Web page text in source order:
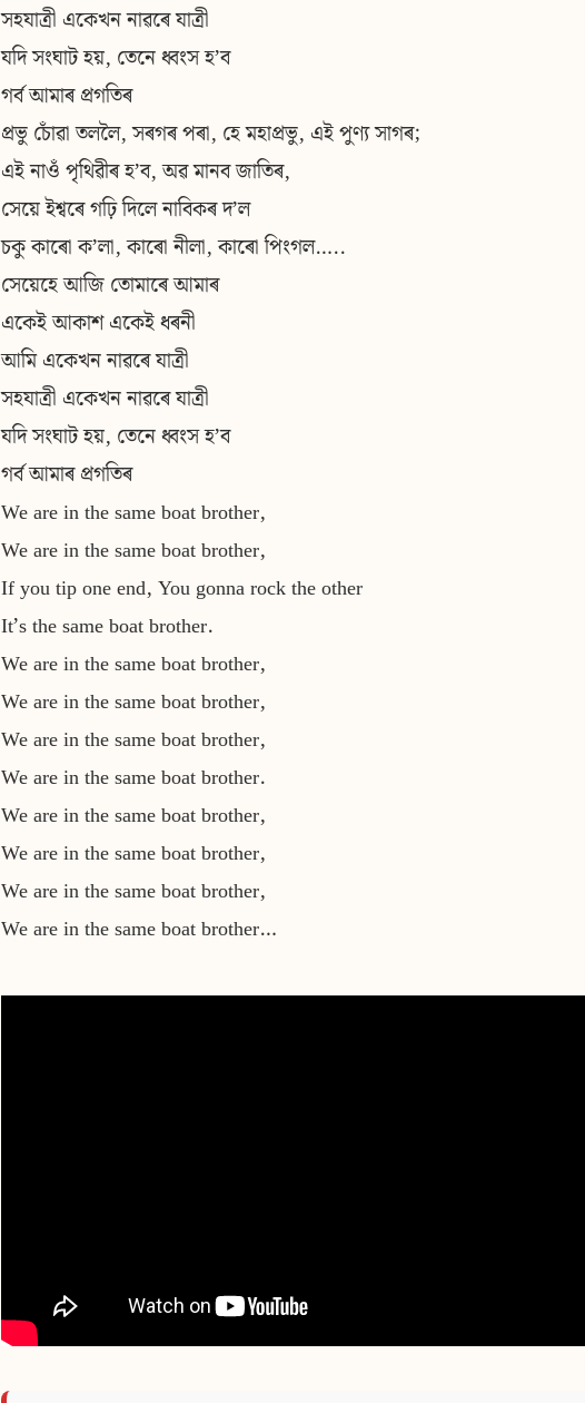
সহযাত্ৰী একেখন নাৱৰে যাত্ৰী
যদি সংঘাট হয়, তেনে ধ্বংস হ’ব
গৰ্ব আমাৰ প্ৰগতিৰ
প্ৰভু চোঁৱা তললৈ, সৰগৰ পৰা, হে মহাপ্ৰভু, এই পুণ্য সাগৰ;
এই নাওঁ পৃথিৱীৰ হ’ব, অৱ মানব জাতিৰ,
সেয়ে ইশ্বৰে গঢ়ি দিলে নাবিকৰ দ’ল
চকু কাৰো ক’লা, কাৰো নীলা, কাৰো পিংগল…..
সেয়েহে আজি তোমাৰে আমাৰ
একেই আকাশ একেই ধৰনী
আমি একেখন নাৱৰে যাত্ৰী
সহযাত্ৰী একেখন নাৱৰে যাত্ৰী
যদি সংঘাট হয়, তেনে ধ্বংস হ’ব
গৰ্ব আমাৰ প্ৰগতিৰ
We are in the same boat brother,
We are in the same boat brother,
If you tip one end, You gonna rock the other
It’s the same boat brother.
We are in the same boat brother,
We are in the same boat brother,
We are in the same boat brother,
We are in the same boat brother.
We are in the same boat brother,
We are in the same boat brother,
We are in the same boat brother,
We are in the same boat brother…